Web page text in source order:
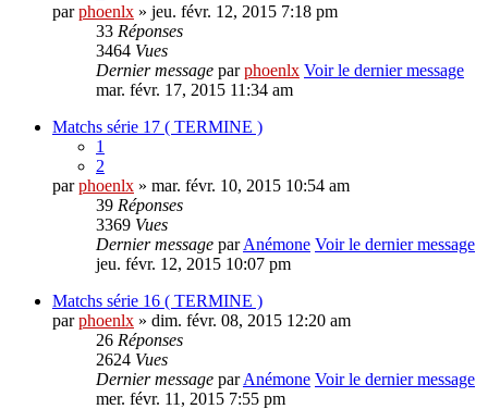
parphoenlx » jeu. févr. 12, 2015 7:18 pm
33 Réponses
3464 Vues
Dernier message parphoenlx Voir le dernier message
mar. févr. 17, 2015 11:34 am
Matchs série 17 ( TERMINE )
1
2
parphoenlx » mar. févr. 10, 2015 10:54 am
39 Réponses
3369 Vues
Dernier message parAnémone Voir le dernier message
jeu. févr. 12, 2015 10:07 pm
Matchs série 16 ( TERMINE )
parphoenlx » dim. févr. 08, 2015 12:20 am
26 Réponses
2624 Vues
Dernier message parAnémone Voir le dernier message
mer. févr. 11, 2015 7:55 pm